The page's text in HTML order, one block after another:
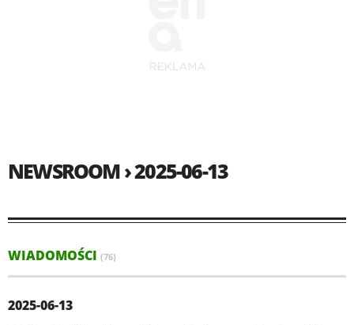
NEWSROOM › 2025-06-13
WIADOMOŚCI (76)
2025-06-13